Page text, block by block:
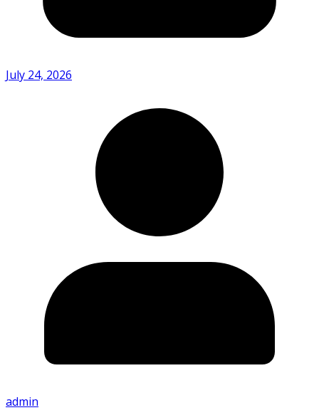
July 24, 2026
admin